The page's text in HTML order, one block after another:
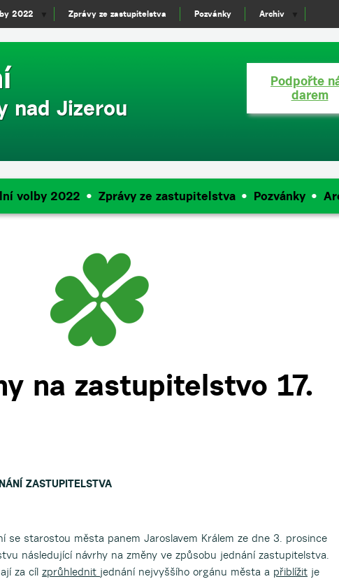
nad Jizerou
Podpořte
darem
volby 2022 Zprávy ze zastupitelstva Pozvánky
na zastupitelstvo 17.
ZASTUPITELSTVA
se starostou města panem Jaroslavem Králem ze dne 3. prosince
následující návrhy na změny ve způsobu jednání zastupitelstva.
za cíl zprůhlednit jednání nejvyššího orgánu města a přiblížit je
2022 ▼ Zprávy ze zastupitelstva Pozvánky Archiv ▼